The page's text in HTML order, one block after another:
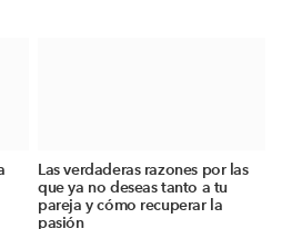
Las verdaderas razones por las
que ya no deseas tanto a tu
pareja y cómo recuperar la
pasión